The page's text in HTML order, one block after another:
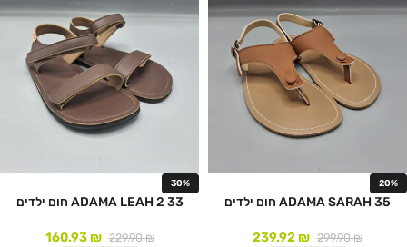
20%
ADAMA SARAH 35 חום ילדים
299.90₪
239.92₪
30%
ADAMA LEAH 2 33 חום ילדים
229.90₪
160.93₪